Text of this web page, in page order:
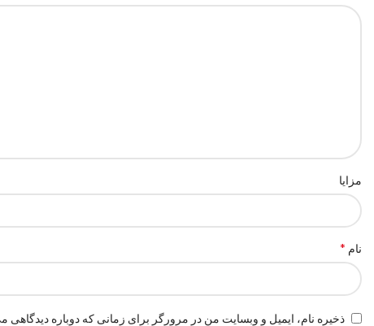
مزایا
نام *
ذخیره نام، ایمیل و وبسایت من در مرورگر برای زمانی که دوباره دیدگاهی